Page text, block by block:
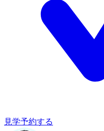
見学予約する